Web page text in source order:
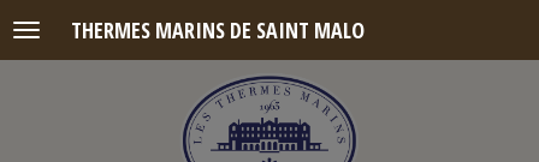
Menu THERMES MARINS DE SAINT MALO